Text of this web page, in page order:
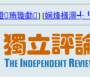
珛璇勮] [娴烽様澶